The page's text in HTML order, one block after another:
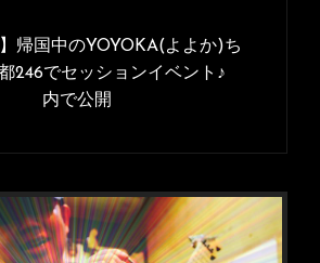
】帰国中のYOYOKA(よよか)ち
246でセッションイベント♪
内で公開